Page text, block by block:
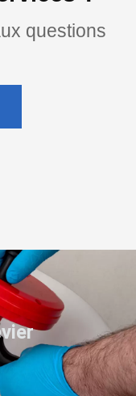
questions